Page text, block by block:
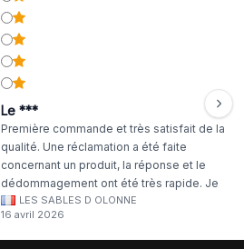
Le ***
Première commande et très satisfait de la
qualité. Une réclamation a été faite
concernant un produit, la réponse et le
dédommagement ont été très rapide. Je
continuerai à commander chez WA Artisan
!
LES SABLES D OLONNE
16 avril 2026